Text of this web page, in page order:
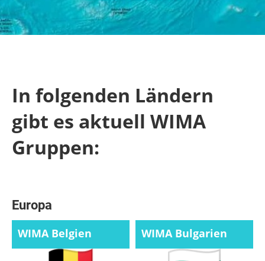
In folgenden Ländern
gibt es aktuell WIMA
Gruppen:
Europa
WIMA Belgien WIMA Bulgarien